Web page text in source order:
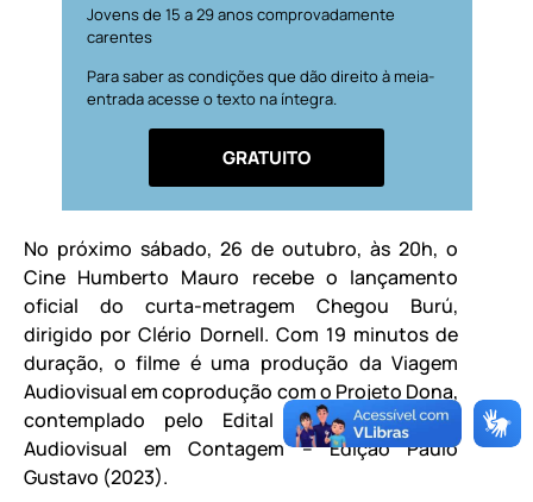
Jovens de 15 a 29 anos comprovadamente
carentes
Para saber as condições que dão direito à meia-
entrada acesse o texto na íntegra.
GRATUITO
No próximo sábado, 26 de outubro, às 20h, o
Cine Humberto Mauro recebe o lançamento
oficial do curta-metragem Chegou Burú,
dirigido por Clério Dornell. Com 19 minutos de
duração, o filme é uma produção da Viagem
Audiovisual em coprodução com o Projeto Dona,
contemplado pelo Edital de Fomento ao
Audiovisual em Contagem – Edição Paulo
Gustavo (2023).